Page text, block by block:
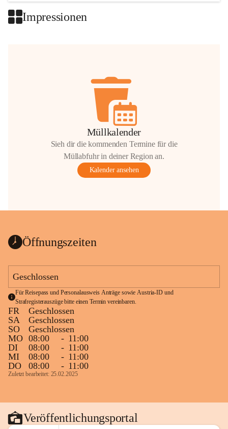
Impressionen
Müllkalender
Sieh dir die kommenden Termine für die
Müllabfuhr in deiner Region an.
Kalender ansehen
Öffnungszeiten
Geschlossen
Für Reisepass und Personalausweis Anträge sowie Austria-ID und
Strafregisterauszüge bitte einen Termin vereinbaren.
FR
Geschlossen
SA
Geschlossen
SO
Geschlossen
MO 08:00 - 11:00
DI
08:00 - 11:00
MI
08:00 - 11:00
DO
08:00 - 11:00
Zuletzt bearbeitet: 25.02.2025
Veröffentlichungsportal